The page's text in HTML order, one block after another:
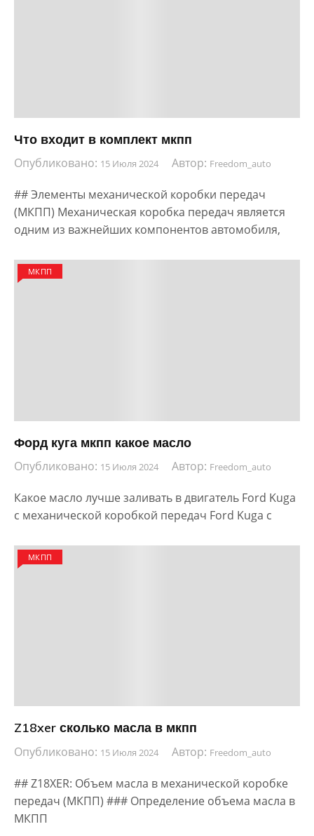
Что входит в комплект мкпп
Опубликовано: 15 Июля 2024 Автор: Freedom_auto
## Элементы механической коробки передач
(МКПП) Механическая коробка передач является
одним из важнейших компонентов автомобиля,
МКПП
Форд куга мкпп какое масло
Опубликовано: 15 Июля 2024 Автор: Freedom_auto
Какое масло лучше заливать в двигатель Ford Kuga
с механической коробкой передач Ford Kuga с
МКПП
Z18xer сколько масла в мкпп
Опубликовано: 15 Июля 2024 Автор: Freedom_auto
## Z18XER: Объем масла в механической коробке
передач (МКПП) ### Определение объема масла в
МКПП